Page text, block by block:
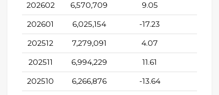
202602 6,570,709 9.05
202601 6,025,154 -17.23
202512 7,279,091 4.07
202511 6,994,229 11.61
202510 6,266,876 -13.64